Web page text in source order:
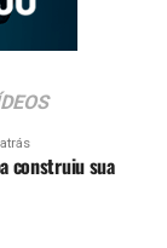
construiu sua